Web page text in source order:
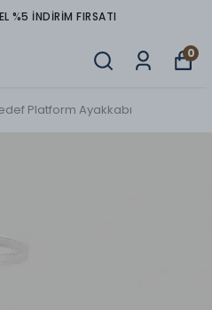
%5 İNDİRİM FIRSATI
0
Platform Ayakkabı